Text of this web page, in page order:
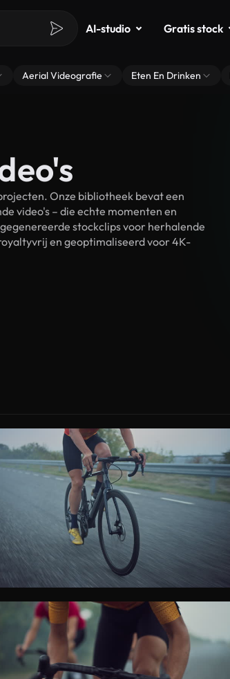
AI-studio Gratis stock
Aerial Videografie Eten En Drinken
Onze bibliotheek bevat een
video's – die echte momenten en
stockclips voor herhalende
en geoptimaliseerd voor 4K-